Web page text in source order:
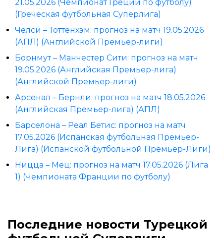
21.05.2026 (Чемпионат Греции по футболу)
(Греческая футбольная Суперлига)
Челси – Тоттенхэм: прогноз на матч 19.05.2026
(АПЛ) (Английской Премьер-лиги)
Борнмут – Манчестер Сити: прогноз на матч
19.05.2026 (Английская Премьер-лига)
(Английской Премьер-лиги)
Арсенал – Бернли: прогноз на матч 18.05.2026
(Английская Премьер-лига) (АПЛ)
Барселона – Реал Бетис: прогноз на матч
17.05.2026 (Испанская футбольная Премьер-
Лига) (Испанской футбольной Премьер-Лиги)
Ницца – Мец: прогноз на матч 17.05.2026 (Лига
1) (Чемпионата Франции по футболу)
Последние новости Турецкой